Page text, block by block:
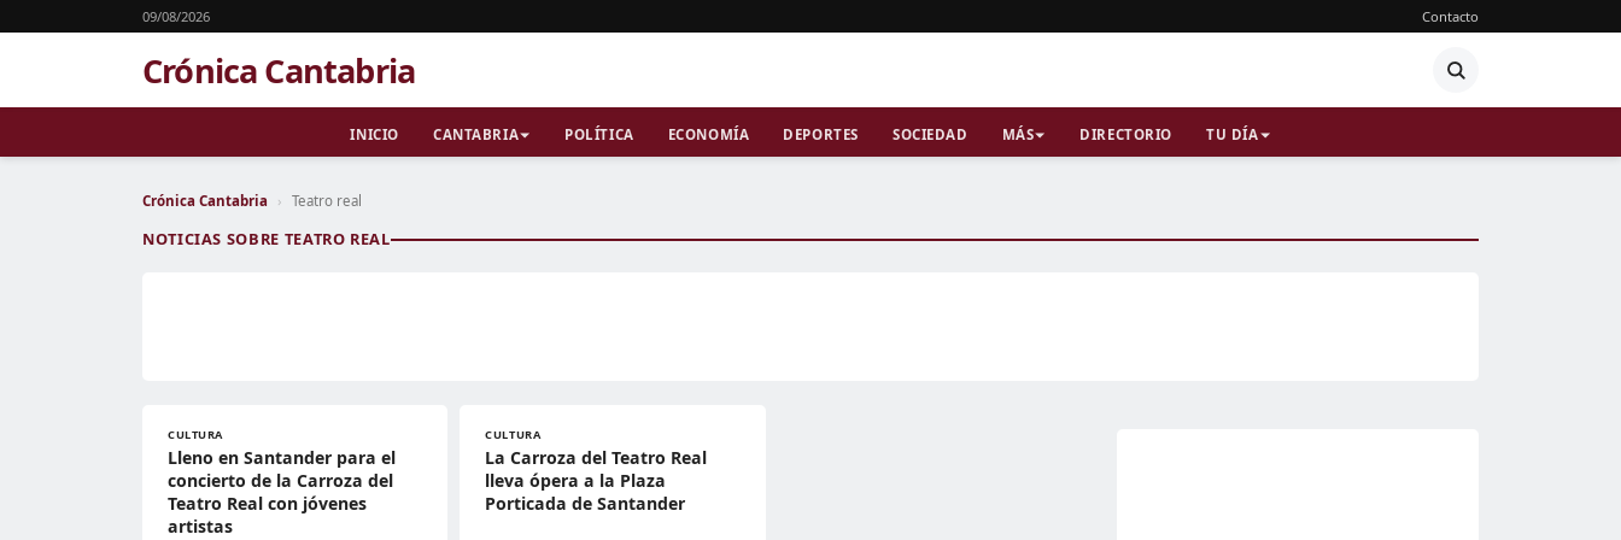
09/08/2026 Contacto
Crónica Cantabria
INICIO CANTABRIA POLÍTICA ECONOMÍA DEPORTES SOCIEDAD MÁS DIRECTORIO TU DÍA
Crónica Cantabria › Teatro real
NOTICIAS SOBRE TEATRO REAL
CULTURA
Lleno en Santander para el
concierto de la Carroza del
Teatro Real con jóvenes
artistas
CULTURA
La Carroza del Teatro Real
lleva ópera a la Plaza
Porticada de Santander